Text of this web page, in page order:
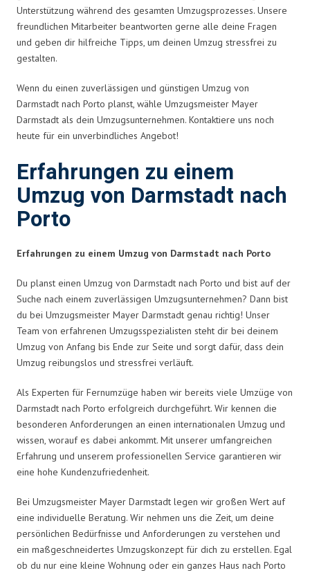
Unterstützung während des gesamten Umzugsprozesses. Unsere
freundlichen Mitarbeiter beantworten gerne alle deine Fragen
und geben dir hilfreiche Tipps, um deinen Umzug stressfrei zu
gestalten.
Wenn du einen zuverlässigen und günstigen Umzug von
Darmstadt nach Porto planst, wähle Umzugsmeister Mayer
Darmstadt als dein Umzugsunternehmen. Kontaktiere uns noch
heute für ein unverbindliches Angebot!
Erfahrungen zu einem
Umzug von Darmstadt nach
Porto
Erfahrungen zu einem Umzug von Darmstadt nach Porto
Du planst einen Umzug von Darmstadt nach Porto und bist auf der
Suche nach einem zuverlässigen Umzugsunternehmen? Dann bist
du bei Umzugsmeister Mayer Darmstadt genau richtig! Unser
Team von erfahrenen Umzugsspezialisten steht dir bei deinem
Umzug von Anfang bis Ende zur Seite und sorgt dafür, dass dein
Umzug reibungslos und stressfrei verläuft.
Als Experten für Fernumzüge haben wir bereits viele Umzüge von
Darmstadt nach Porto erfolgreich durchgeführt. Wir kennen die
besonderen Anforderungen an einen internationalen Umzug und
wissen, worauf es dabei ankommt. Mit unserer umfangreichen
Erfahrung und unserem professionellen Service garantieren wir
eine hohe Kundenzufriedenheit.
Bei Umzugsmeister Mayer Darmstadt legen wir großen Wert auf
eine individuelle Beratung. Wir nehmen uns die Zeit, um deine
persönlichen Bedürfnisse und Anforderungen zu verstehen und
ein maßgeschneidertes Umzugskonzept für dich zu erstellen. Egal
ob du nur eine kleine Wohnung oder ein ganzes Haus nach Porto